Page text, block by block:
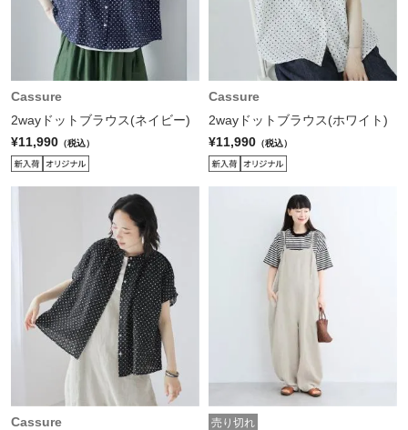
Cassure
2wayドットブラウス(ネイビー)
¥11,990 （税込）
Cassure
2wayドットブラウス(ホワイト)
¥11,990 （税込）
Cassure
売り切れ